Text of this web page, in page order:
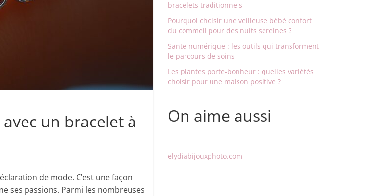
un bracelet à
de mode. C’est une façon
ses passions. Parmi les nombreuses
bracelets traditionnels
Pourquoi choisir une veilleuse bébé confort
du commeil pour des nuits sereines ?
Santé numérique : les outils qui transforment
le parcours de soins
Les plantes porte-bonheur : quelles variétés
choisir pour une maison positive ?
On aime aussi
elydiabijouxphoto.com